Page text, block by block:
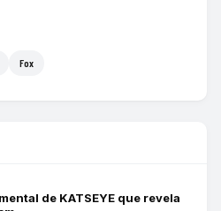
Fox
de KATSEYE que revela